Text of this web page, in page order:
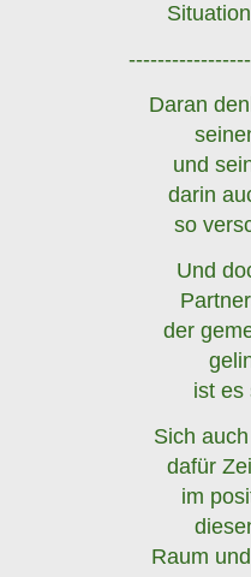
Daran
und
darin
so
Und
der
ist es
Sich
dafür
im
Raum